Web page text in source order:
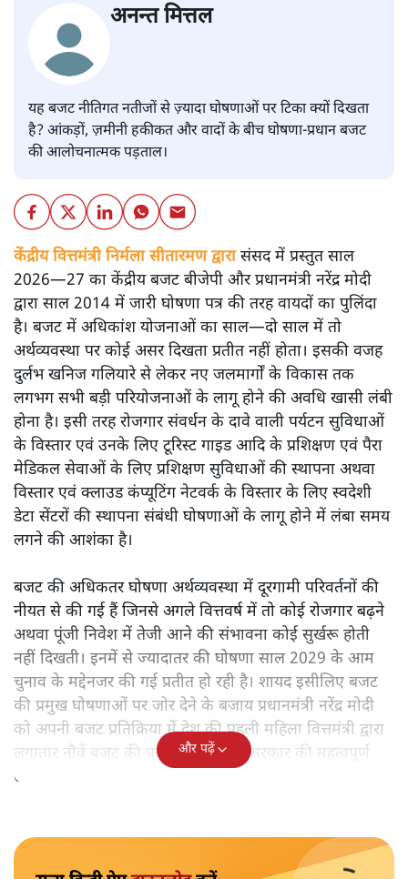
अनन्त मित्तल
यह बजट नीतिगत नतीजों से ज़्यादा घोषणाओं पर टिका क्यों दिखता
है? आंकड़ों, ज़मीनी हकीकत और वादों के बीच घोषणा-प्रधान बजट
की आलोचनात्मक पड़ताल।
केंद्रीय वित्तमंत्री निर्मला सीतारमण द्वारासंसद में प्रस्तुत साल
2026—27 का केंद्रीय बजट बीजेपी और प्रधानमंत्री नरेंद्र मोदी
द्वारा साल 2014 में जारी घोषणा पत्र की तरह वायदों का पुलिंदा
है। बजट में अधिकांश योजनाओं का साल—दो साल में तो
अर्थव्यवस्था पर कोई असर दिखता प्रतीत नहीं होता। इसकी वजह
दुर्लभ खनिज गलियारे से लेकर नए जलमार्गों के विकास तक
लगभग सभी बड़ी परियोजनाओं के लागू होने की अवधि खासी लंबी
होना है। इसी तरह रोजगार संवर्धन के दावे वाली पर्यटन सुविधाओं
के विस्तार एवं उनके लिए टूरिस्ट गाइड आदि के प्रशिक्षण एवं पैरा
मेडिकल सेवाओं के लिए प्रशिक्षण सुविधाओं की स्थापना अथवा
विस्तार एवं क्लाउड कंप्यूटिंग नेटवर्क के विस्तार के लिए स्वदेशी
डेटा सेंटरों की स्थापना संबंधी घोषणाओं के लागू होने में लंबा समय
लगने की आशंका है।
बजट की अधिकतर घोषणा अर्थव्यवस्था में दूरगामी परिवर्तनों की
नीयत से की गई हैं जिनसे अगले वित्तवर्ष में तो कोई रोजगार बढ़ने
अथवा पूंजी निवेश में तेजी आने की संभावना कोई सुर्खरू होती
नहीं दिखती। इनमें से ज्यादातर की घोषणा साल 2029 के आम
चुनाव के मद्देनजर की गई प्रतीत हो रही है। शायद इसीलिए बजट
की प्रमुख घोषणाओं पर जोर देने के बजाय प्रधानमंत्री नरेंद्र मोदी
को अपनी बजट प्रतिक्रिया में देश की पहली महिला वित्तमंत्री द्वारा
लगातार नौवें बजट की प्रस्तुति को अपनी सरकार की महत्वपूर्ण
उपलब्धि बताने पर मजबूर होना पड़ा।
और पढ़ें